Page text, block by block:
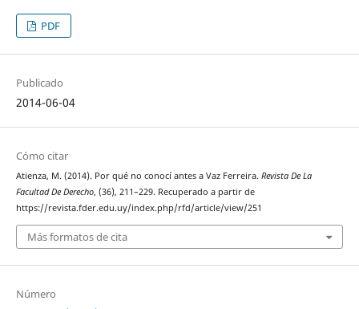
PDF
Publicado
2014-06-04
Cómo citar
Atienza, M. (2014). Por qué no conocí antes a Vaz Ferreira. Revista De La
Facultad De Derecho, (36), 211–229. Recuperado a partir de
https://revista.fder.edu.uy/index.php/rfd/article/view/251
Más formatos de cita
Número